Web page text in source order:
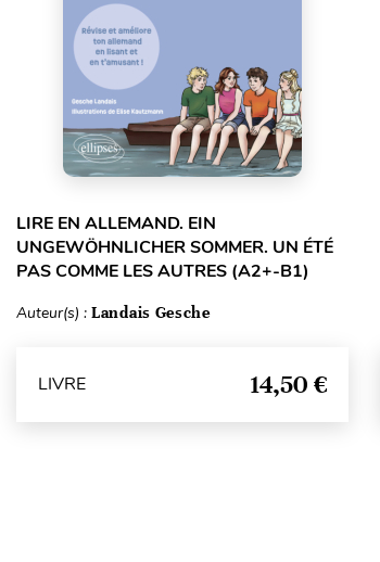
LIRE EN ALLEMAND. EIN
UNGEWÖHNLICHER SOMMER. UN ÉTÉ
PAS COMME LES AUTRES (A2+-B1)
Auteur(s) : Landais Gesche
LIVRE 14,50 €